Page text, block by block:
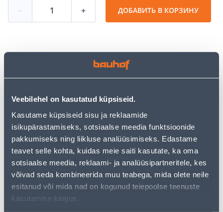
Veebilehel on kasutatud küpsiseid.
Kasutame küpsiseid sisu ja reklaamide
isikupärastamiseks, sotsiaalse meedia funktsioonide
pakkumiseks ning liikluse analüüsimiseks. Edastame
teavet selle kohta, kuidas meie saiti kasutate, ka oma
sotsiaalse meedia, reklaami- ja analüüsipartneritele, kes
võivad seda kombineerida muu teabega, mida olete neile
esitanud või mida nad on kogunud teiepoolse teenuste
kasutamise käigus.
− + ДОБАВИТЬ В КОРЗИНУ
Посмотреть наличие
• Otsiku tüüp on TORX ja peakuju on peitpea.
• Pakendis on 100 tk.
• 14-päevane tagastusõigus.
Предполагаемая доставка 4,19 € от 2-5 tööpäeva
Посылочный автомат от 2,29 € с 2-5 tööpäeva
Забрать в магазине, с 06.08.2026